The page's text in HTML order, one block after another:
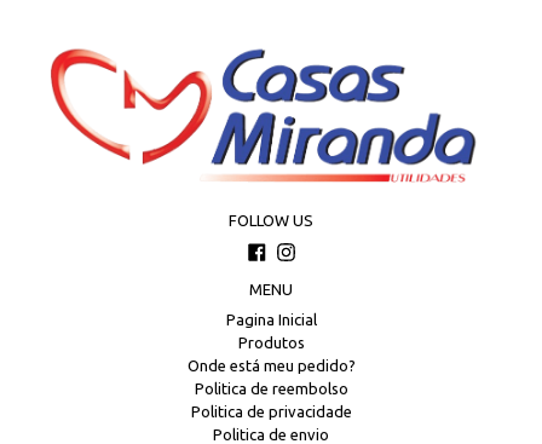
FOLLOW US
FacebookInstagram
MENU
Pagina Inicial
Produtos
Onde está meu pedido?
Politica de reembolso
Politica de privacidade
Politica de envio